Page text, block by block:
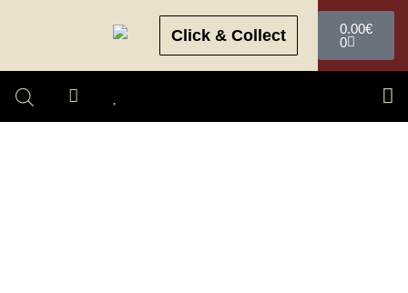
Click & Collect 0.00€
0